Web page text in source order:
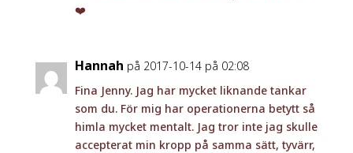
❤️
Hannah på 2017-10-14 på 02:08
Fina Jenny. Jag har mycket liknande tankar
som du. För mig har operationerna betytt så
himla mycket mentalt. Jag tror inte jag skulle
accepterat min kropp på samma sätt, tyvärr,